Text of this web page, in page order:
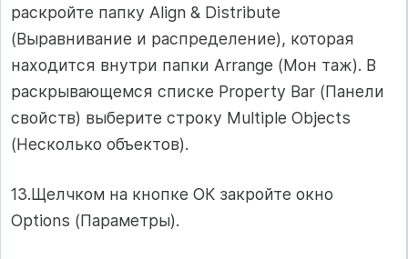
раскройте папку Align & Distribute
(Выравнивание и распределение), которая
находится внутри папки Arrange (Мон таж). В
раскрывающемся списке Property Bar (Панели
свойств) выберите строку Multiple Objects
(Несколько объектов).
13.Щелчком на кнопке ОК закройте окно
Options (Параметры).